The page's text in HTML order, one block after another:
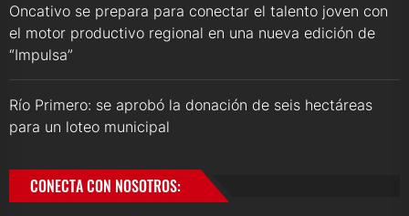
Oncativo se prepara para conectar el talento joven con
el motor productivo regional en una nueva edición de
“Impulsa”
Río Primero: se aprobó la donación de seis hectáreas
para un loteo municipal
CONECTA CON NOSOTROS: